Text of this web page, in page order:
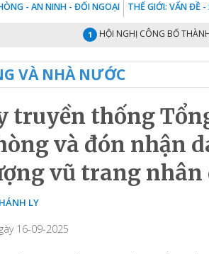
- AN NINH - ĐỐI NGOẠI THẾ GIỚI: VẤN ĐỀ -
HỘI NGHỊ CÔNG BỐ THÀNH LẬP
VÀ NHÀ NƯỚC
truyền thống
và đón nhận
vũ trang nhân
LY
16-09-2025